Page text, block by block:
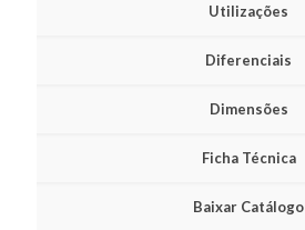
Utilizações
Diferenciais
Dimensões
Ficha Técnica
Baixar Catálogo